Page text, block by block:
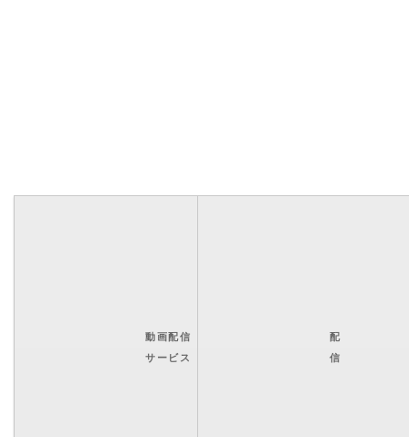
動画配信
サービス
配
信